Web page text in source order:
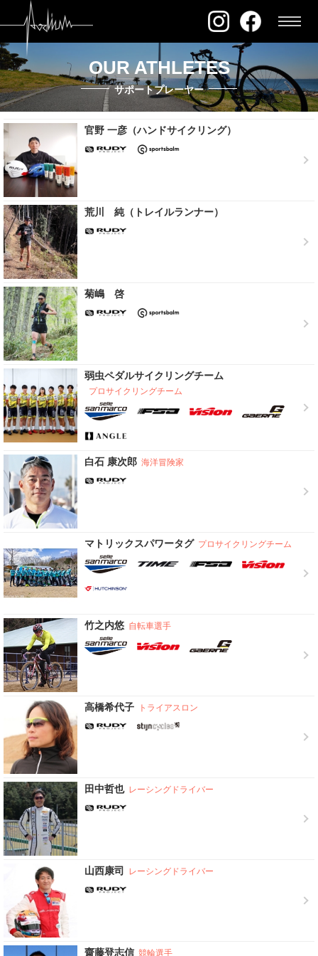
OUR ATHLETES
サポートプレーヤー
官野 一彦（ハンドサイクリング）
荒川 純（トレイルランナー）
菊嶋 啓
弱虫ペダルサイクリングチーム
プロサイクリングチーム
白石 康次郎 海洋冒険家
マトリックスパワータグ プロサイクリングチーム
竹之内悠 自転車選手
高橋希代子 トライアスロン
田中哲也 レーシングドライバー
山西康司 レーシングドライバー
齋藤登志信 競輪選手